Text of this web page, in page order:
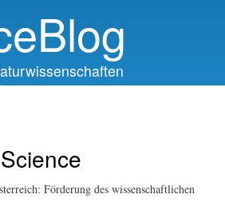
Förderung des wissenschaftlichen